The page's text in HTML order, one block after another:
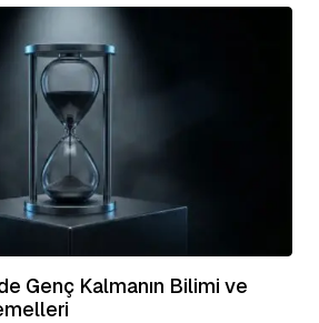
Genç Kalmanın Bilimi ve